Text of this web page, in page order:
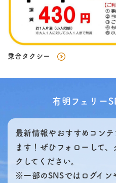
乗合タクシー
有明フェリー
最新情報やおすすめコン
ます！ぜひフォローして
クしてください。
※一部のSNSではログイン